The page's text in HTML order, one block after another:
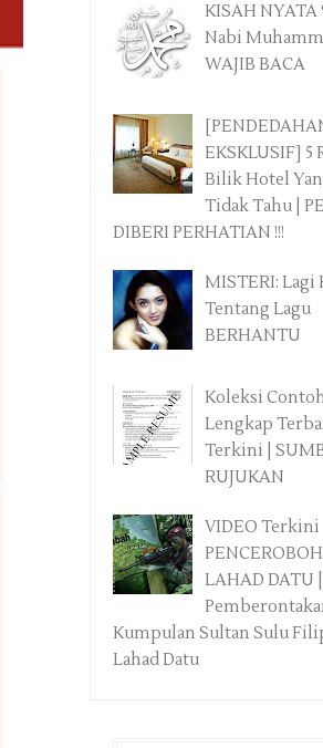
KISAH
Nabi
WAJIB BACA
EKSKLUSIF] 5
Bilik Hotel
Tidak Tahu |
DIBERI PERHATIAN !!!
MISTERI: Lagi
Tentang Lagu
BERHANTU
Koleksi
Lengkap
Terkini |
RUJUKAN
VIDEO Terkini
LAHAD DATU
Kumpulan Sultan Sulu
Lahad Datu